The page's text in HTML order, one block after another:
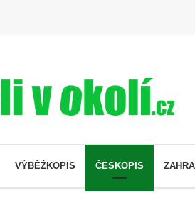
VÝBĚŽKOPIS ČESKOPIS